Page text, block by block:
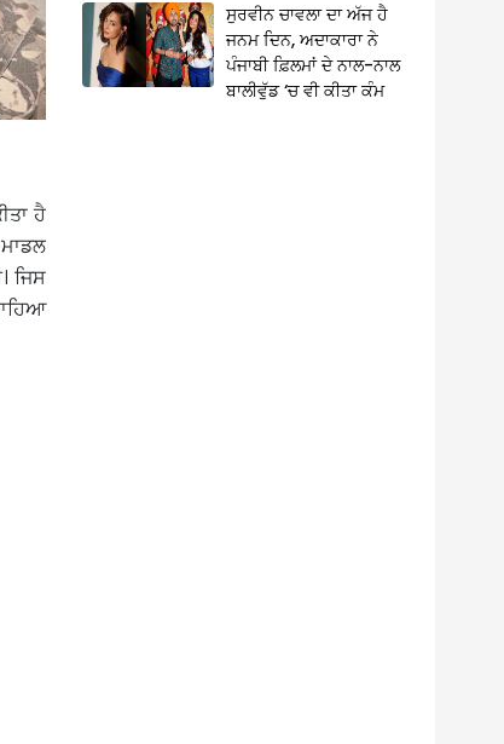
ਹੈ
ਜਿਸ
ਸੁਰਵੀਨ ਚਾਵਲਾ ਦਾ ਅੱਜ ਹੈ
ਜਨਮ ਦਿਨ, ਅਦਾਕਾਰਾ ਨੇ
ਪੰਜਾਬੀ ਫ਼ਿਲਮਾਂ ਦੇ ਨਾਲ-ਨਾਲ
ਬਾਲੀਵੁੱਡ ‘ਚ ਵੀ ਕੀਤਾ ਕੰਮ